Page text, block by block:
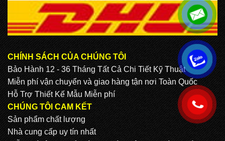
CHÍNH SÁCH CỦA CHÚNG TÔI
Bảo Hành 12 - 36 Tháng Tất Cả Chi Tiết Kỹ Thuật
Miễn phí vận chuyển và giao hàng tận nơi Toàn Quốc
Hỗ Trợ Thiết Kế Mẫu Miễn phí
CHÚNG TÔI CAM KẾT
Sản phẩm chất lượng
Nhà cung cấp uy tín nhất
.
.